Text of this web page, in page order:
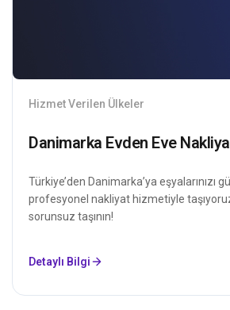
Hizmet Verilen Ülkeler
Danimarka Evden Eve
Türkiye’den Danimarka’ya eşyalarınızı
profesyonel nakliyat hizmetiyle
sorunsuz taşının!
Detaylı Bilgi